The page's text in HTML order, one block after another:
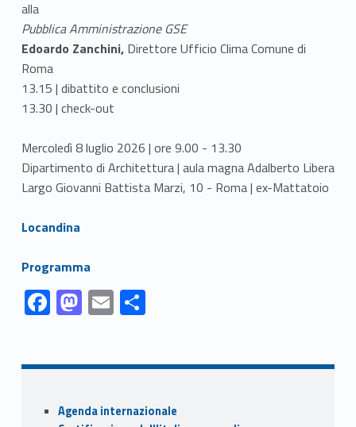
alla
Pubblica Amministrazione GSE
Edoardo Zanchini,Direttore Ufficio Clima Comune di
Roma
13.15 | dibattito e conclusioni
13.30 | check-out
Mercoledì 8 luglio 2026 | ore 9.00 - 13.30
Dipartimento di Architettura | aula magna Adalberto Libera
Largo Giovanni Battista Marzi, 10 - Roma | ex-Mattatoio
Link identifier #identifier__32649-1Locandina
Link identifier #identifier__63924-2
Programma
Link identifier #identifier__152690-1
F
ac
b
o
Link identifier #identifier__109313-2 M
as
d
o
Link identifier #identifier__3452-3 E
m
l
Link identifier #identifier__41143-4 S
h
e
Sidebar
Agenda internazionale